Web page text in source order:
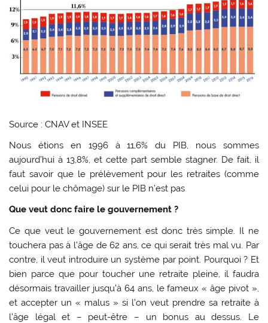
Source : CNAV et INSEE
Nous étions en 1996 à 11,6% du PIB, nous sommes
aujourd’hui à 13,8%, et cette part semble stagner. De fait, il
faut savoir que le prélèvement pour les retraites (comme
celui pour le chômage) sur le PIB n’est pas
Que veut donc faire le gouvernement ?
Ce que veut le gouvernement est donc très simple. Il ne
touchera pas à l’âge de 62 ans, ce qui serait très mal vu. Par
contre, il veut introduire un système par point. Pourquoi ? Et
bien parce que pour toucher une retraite pleine, il faudra
désormais travailler jusqu’à 64 ans, le fameux « âge pivot »,
et accepter un « malus » si l’on veut prendre sa retraite à
l’âge légal et – peut-être – un bonus au dessus. Le